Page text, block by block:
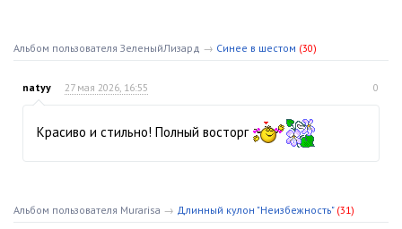
Альбом пользователя ЗеленыйЛизард → Синее в шестом (30)
natyy 27 мая 2026, 16:55 0
Красиво и стильно! Полный восторг
Альбом пользователя Murarisa → Длинный кулон "Неизбежность" (31)